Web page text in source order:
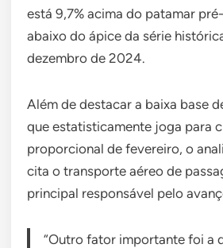
está 9,7% acima do patamar
abaixo do ápice da série
dezembro de 2024.
Além de destacar a baixa base
que estatisticamente joga para
proporcional de fevereiro, o
cita o transporte aéreo de
principal responsável pelo
“Outro fator importante foi a